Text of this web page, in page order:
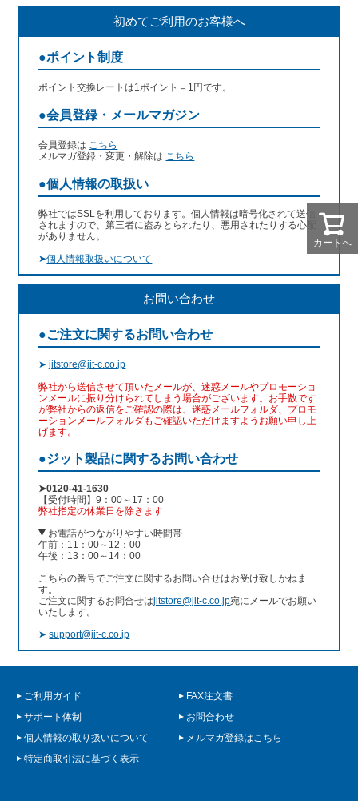
カートへ
初めてご利用のお客様へ
●ポイント制度
ポイント交換レートは1ポイント＝1円です。
●会員登録・メールマガジン
会員登録は こちら
メルマガ登録・変更・解除は こちら
●個人情報の取扱い
弊社ではSSLを利用しております。個人情報は暗号化されて送信
されますので、第三者に盗みとられたり、悪用されたりする心配
がありません。
➤個人情報取扱いについて
お問い合わせ
●ご注文に関するお問い合わせ
➤jitstore@jit-c.co.jp
弊社から送信させて頂いたメールが、迷惑メールやプロモーショ
ンメールに振り分けられてしまう場合がございます。お手数です
が弊社からの返信をご確認の際は、迷惑メールフォルダ、プロモ
ーションメールフォルダもご確認いただけますようお願い申し上
げます。
●ジット製品に関するお問い合わせ
➤0120-41-1630
【受付時間】9：00～17：00
弊社指定の休業日を除きます
お電話がつながりやすい時間帯
午前：11：00～12：00
午後：13：00～14：00
こちらの番号でご注文に関するお問い合せはお受け致しかねま
す。
ご注文に関するお問合せはjitstore@jit-c.co.jp宛にメールでお願い
いたします。
➤support@jit-c.co.jp
ご利用ガイド
FAX注文書
サポート体制
お問合わせ
個人情報の取り扱いについて
メルマガ登録はこちら
特定商取引法に基づく表示